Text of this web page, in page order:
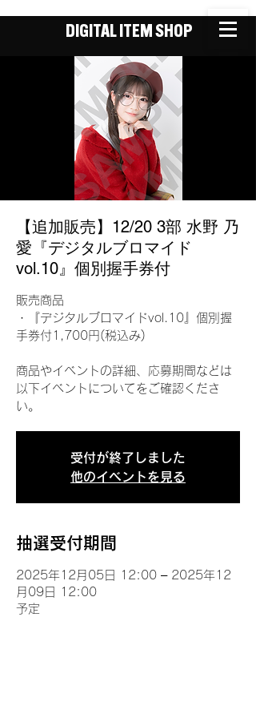
DIGITAL ITEM SHOP
【追加販売】12/20 3部 水野 乃
愛『デジタルブロマイド
vol.10』個別握手券付
販売商品
・『デジタルブロマイドvol.10』個別握
手券付1,700円(税込み)
商品やイベントの詳細、応募期間などは
以下イベントについてをご確認くださ
い。
受付が終了しました
他のイベントを見る
抽選受付期間
2025年12月05日 12:00 – 2025年12
月09日 12:00
予定